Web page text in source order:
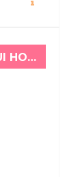
TOPMODEL KLEURPOTLODEN ETUI HONDJES